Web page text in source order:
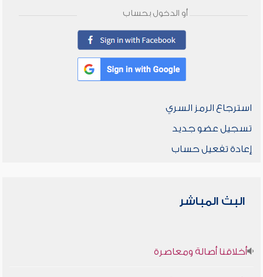
أو الدخول بحساب
استرجاع الرمز السري
تسجيل عضو جديد
إعادة تفعيل حساب
البث المباشر
أخلاقنا أصالة ومعاصرة